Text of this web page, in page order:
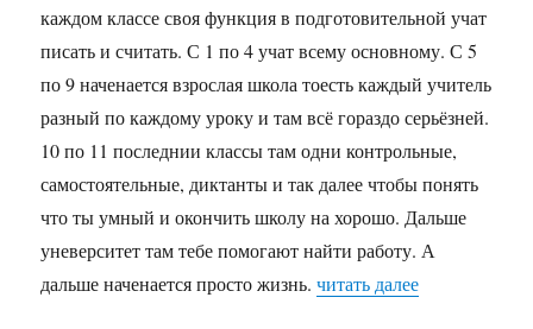
каждом классе своя функция в подготовительной учат
писать и считать. С 1 по 4 учат всему основному. С 5
по 9 наченается взрослая школа тоесть каждый учитель
разный по каждому уроку и там всё гораздо серьёзней.
10 по 11 последнии классы там одни контрольные,
самостоятельные, диктанты и так далее чтобы понять
что ты умный и окончить школу на хорошо. Дальше
уневерситет там тебе помогают найти работу. А
дальше наченается просто жизнь.читать далее